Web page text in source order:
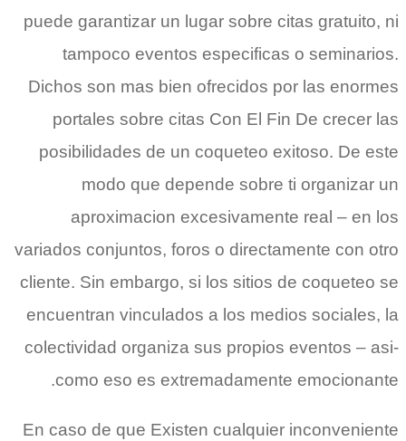
puede garantizar un lugar sobre citas gratuito, ni
tampoco eventos especificas o seminarios.
Dichos son mas bien ofrecidos por las enormes
portales sobre citas Con El Fin De crecer las
posibilidades de un coqueteo exitoso. De este
modo que depende sobre ti organizar un
aproximacion excesivamente real – en los
variados conjuntos, foros o directamente con otro
cliente. Sin embargo, si los sitios de coqueteo se
encuentran vinculados a los medios sociales, la
colectividad organiza sus propios eventos – asi­
como eso es extremadamente emocionante.
En caso de que Existen cualquier inconveniente